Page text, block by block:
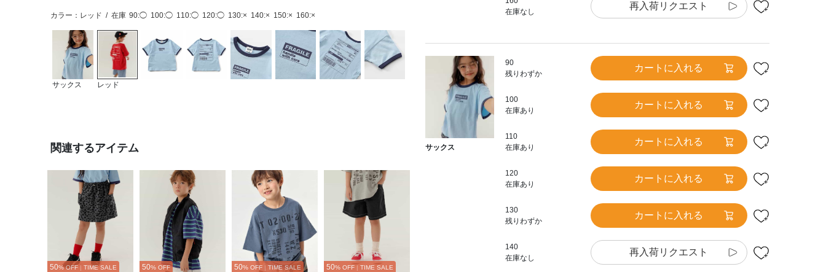
カラー：レッド / 在庫 90:◯ 100:◯ 110:◯ 120:◯ 130:× 140:× 150:× 160:×
サックス レッド
関連するアイテム
50% OFF | TIME SALE 50% OFF 50% OFF | TIME SALE 50% OFF | TIME SALE
在庫なし
再入荷リクエスト
サックス
90
残りわずか
カートに入れる
100
在庫あり
カートに入れる
110
在庫あり
カートに入れる
120
在庫あり
カートに入れる
130
残りわずか
カートに入れる
140
在庫なし
再入荷リクエスト